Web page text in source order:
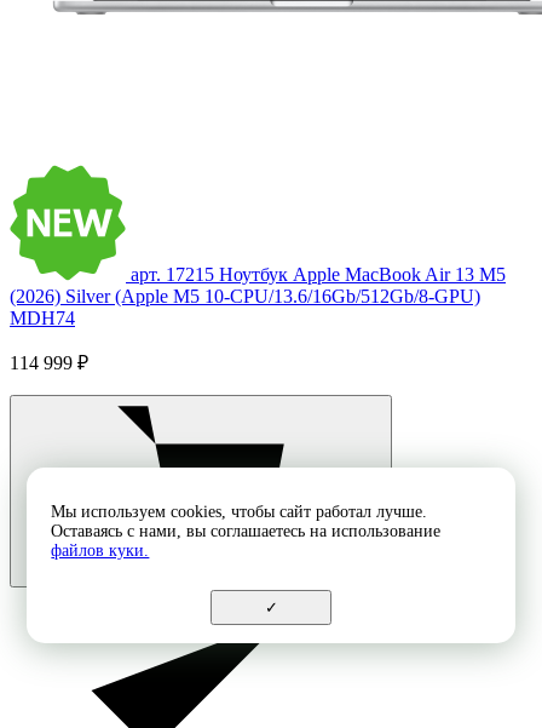
арт. 17215 Ноутбук Apple MacBook Air 13 M5
(2026) Silver (Apple M5 10-CPU/13.6/16Gb/512Gb/8-GPU)
MDH74
114 999 ₽
Мы используем cookies, чтобы сайт работал лучше.
Оставаясь с нами, вы соглашаетесь на использование
файлов куки.
✓